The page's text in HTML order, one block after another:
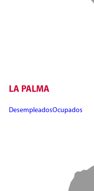
LA PALMA
DesempleadosOcupados